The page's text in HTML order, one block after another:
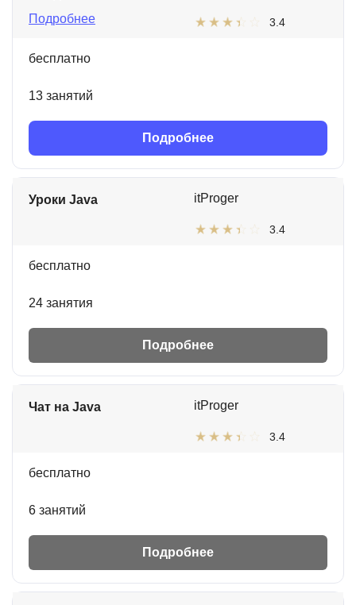
Подробнее
3.4
бесплатно
13 занятий
Подробнее
Уроки Java itProger
3.4
бесплатно
24 занятия
Подробнее
Чат на Java itProger
3.4
бесплатно
6 занятий
Подробнее